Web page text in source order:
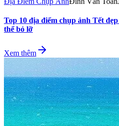
Top 10 địa điểm chụp ảnh Tết
thể bỏ lỡ
Xem thêm